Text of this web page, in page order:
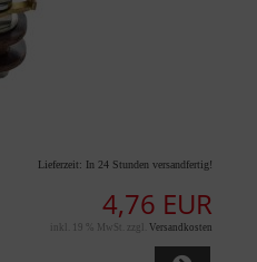
Lieferzeit: In 24 Stunden versandfertig!
4,76 EUR
inkl. 19 % MwSt. zzgl. Versandkosten